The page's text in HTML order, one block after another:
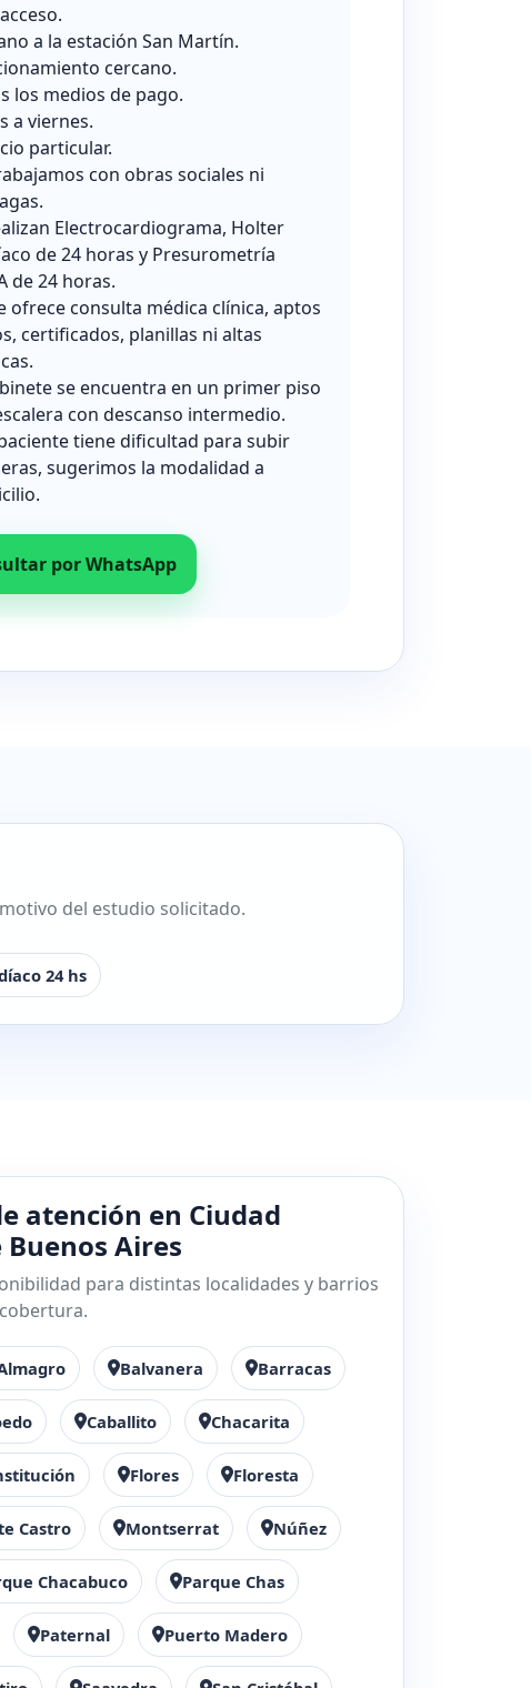
a la estación San Martín.
cercano.
los medios de pago.
a viernes.
particular.
con obras sociales ni
Electrocardiograma, Holter
de 24 horas y Presurometría
de 24 horas.
ofrece consulta médica clínica, aptos
certificados, planillas ni altas
se encuentra en un primer piso
con descanso intermedio.
tiene dificultad para subir
sugerimos la modalidad a
por WhatsApp
del estudio solicitado.
24 hs
atención en Ciudad
Aires
para distintas localidades y barrios
Balvanera Barracas
Caballito Chacarita
Flores Floresta
Castro Montserrat Núñez
Chacabuco Parque Chas
Paternal Puerto Madero